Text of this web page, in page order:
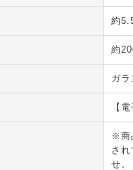
約
約
ガラ
【
※商
され
せ。